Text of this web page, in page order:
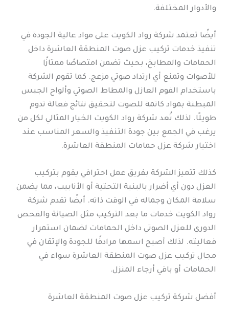
والأدوار المختلفة.
أيضًا تعتمد شركة رواد الكويت على مواد عالية الجودة في
تنفيذ خدمات تركيب عزل صوت المنطقة العاشرة داخل
الحمامات والمطابخ، بحيث تضمن امتصاصًا ممتازًا
للأصوات وتمنع أي ارتداد صوتي مزعج. كما تقوم الشركة
باستخدام الفوم العازل والمطاط الصوتي وألواح الجبس
المبطنة بمواد كاتمة للصوت لتحقيق نتائج فعالة تدوم
طويلًا. لذلك تُعد شركة رواد الكويت الخيار المثالي لكل من
يرغب في الجمع بين جودة التنفيذ والسعر المناسب عند
اختيار شركة عزل حمامات المنطقة العاشرة.
كذلك تتميز الشركة بفريق عمل احترافي يقوم بتركيب
العزل دون أي أضرار بالبنية التحتية أو الأنابيب، مما يضمن
سلامة المكان وجماله في الوقت ذاته. أيضًا تقدم شركة
رواد الكويت خدمات ما بعد التركيب مثل الصيانة والفحص
الدوري للعزل الصوتي داخل الحمامات لضمان استمرار
فعاليته. لذلك أصبح اسمها مرادفًا للجودة والإتقان في
مجال تركيب عزل صوت المنطقة العاشرة سواء في
الحمامات أو باقي أرجاء المنزل.
أفضل شركة تركيب عزل صوت المنطقة العاشرة